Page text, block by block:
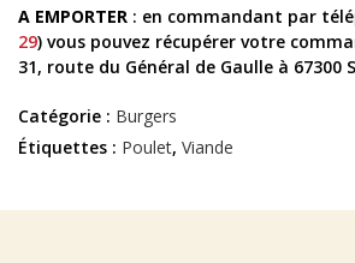
A EMPORTER : en commandant par
29) vous pouvez récupérer votre
31, route du Général de Gaulle à 67300
Catégorie : Burgers
Étiquettes : Poulet, Viande